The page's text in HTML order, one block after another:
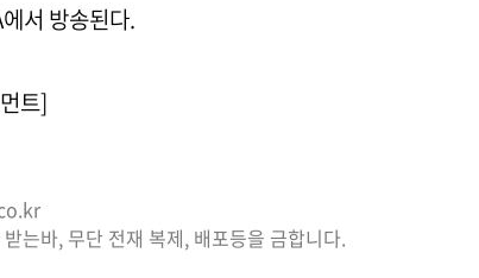
서 방송된다.
트]
는바, 무단 전재 복제, 배포등을 금합니다.